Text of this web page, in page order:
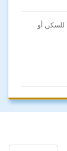
فيلا للسكن أو